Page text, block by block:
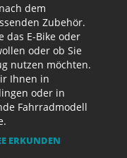
dem
Zubehör.
das E-Bike oder
oder ob Sie
nutzen möchten.
Ihnen in
oder in
Fahrradmodell
ERKUNDEN